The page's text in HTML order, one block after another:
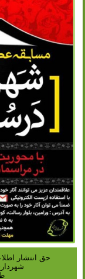
حق انتشار
شهردارى